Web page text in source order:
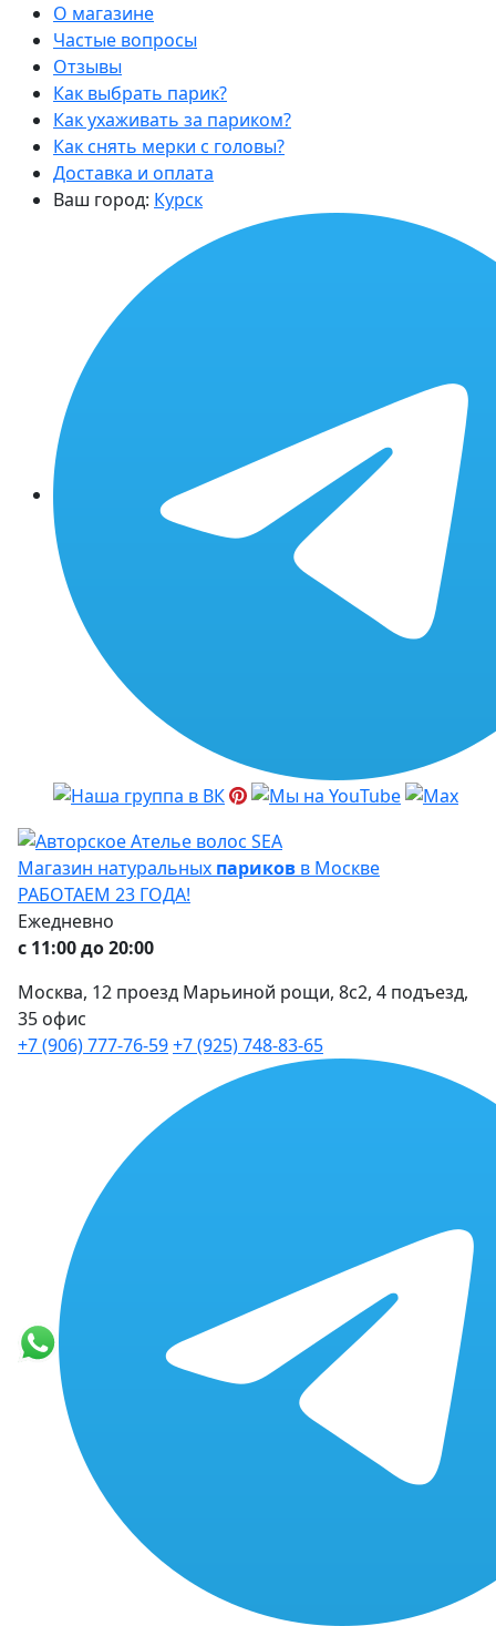
О магазине
Частые вопросы
Отзывы
Как выбрать парик?
Как ухаживать за париком?
Как снять мерки с головы?
Доставка и оплата
Ваш город: Курск
Магазин натуральных париков в Москве
РАБОТАЕМ 23 ГОДА!
Ежедневно
с 11:00 до 20:00
Москва, 12 проезд Марьиной рощи, 8с2, 4 подъезд,
35 офис
+7 (906) 777-76-59+7 (925) 748-83-65